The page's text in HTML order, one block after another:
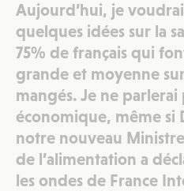
Aujourd’hui, je
quelques idées sur la
75% de français qui
grande et moyenne
mangés. Je ne parlerai
économique, même si
notre nouveau
de l’alimentation a
les ondes de France